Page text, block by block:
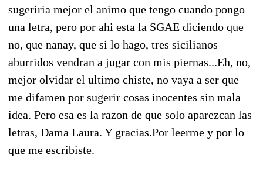
sugeriria mejor el animo que tengo cuando pongo
una letra, pero por ahi esta la SGAE diciendo que
no, que nanay, que si lo hago, tres sicilianos
aburridos vendran a jugar con mis piernas...Eh, no,
mejor olvidar el ultimo chiste, no vaya a ser que
me difamen por sugerir cosas inocentes sin mala
idea. Pero esa es la razon de que solo aparezcan las
letras, Dama Laura. Y gracias.Por leerme y por lo
que me escribiste.